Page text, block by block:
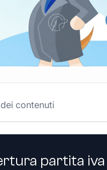
partita iva
contenuti